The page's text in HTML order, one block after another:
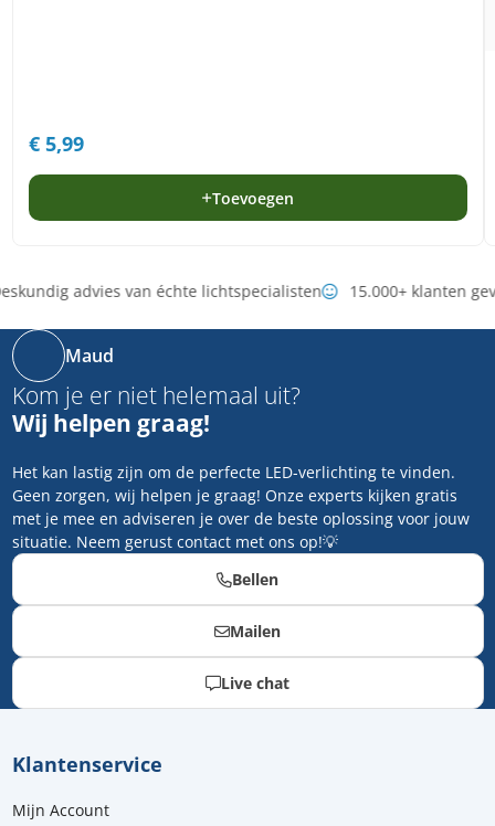
€5,99
Toevoegen
advies van échte lichtspecialisten 15.000+ klanten
Maud
Kom je er niet helemaal uit?
Wij helpen graag!
Het kan lastig zijn om de perfecte LED-verlichting te vinden.
Geen zorgen, wij helpen je graag! Onze experts kijken gratis
met je mee en adviseren je over de beste oplossing voor jouw
situatie. Neem gerust contact met ons op!💡
Bellen
Mailen
Live chat
Klantenservice
Mijn Account